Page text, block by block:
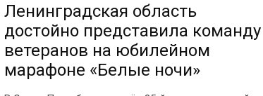
Ленинградская область
достойно представила команду
ветеранов на юбилейном
марафоне «Белые ночи»